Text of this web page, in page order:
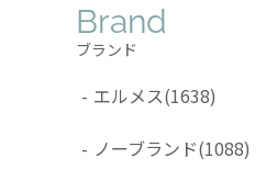
Brand
ブランド
- エルメス(1638)
- ノーブランド(1088)